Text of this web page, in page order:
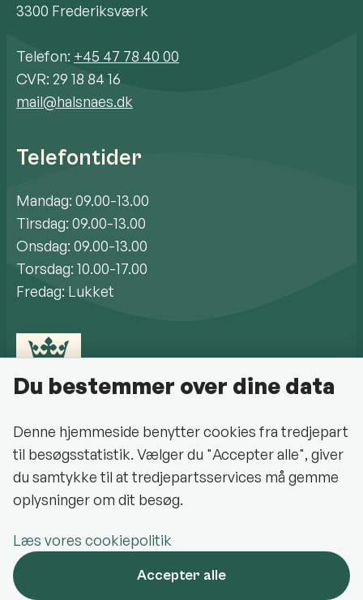
3300 Frederiksværk
Telefon: +45 47 78 40 00
CVR: 29 18 84 16
mail@halsnaes.dk
Telefontider
Mandag: 09.00-13.00
Tirsdag: 09.00-13.00
Onsdag: 09.00-13.00
Torsdag: 10.00-17.00
Fredag: Lukket
Cookiepolitik
Oplev Halsnæs på Facebook
Du bestemmer over dine data
Denne hjemmeside benytter cookies fra tredjepart
til besøgsstatistik. Vælger du "Accepter alle", giver
du samtykke til at tredjepartsservices må gemme
oplysninger om dit besøg.
Læs vores cookiepolitik
Accepter alle